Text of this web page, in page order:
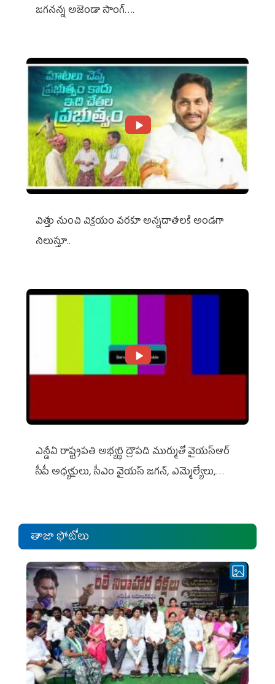
జగనన్న అజెండా సాంగ్….
విత్తు నుంచి విక్రయం వరకూ అన్నదాతలకి అండగా
నిలుస్తూ..
ఎన్డీఏ రాష్ట్ర‌ప‌తి అభ్య‌ర్థి ద్రౌప‌ది ముర్ముతో వైయ‌స్ఆర్
సీపీ అధ్య‌క్షులు, సీఎం వైయ‌స్ జ‌గ‌న్, ఎమ్మెల్యేలు,
తాజా ఫోటోలు